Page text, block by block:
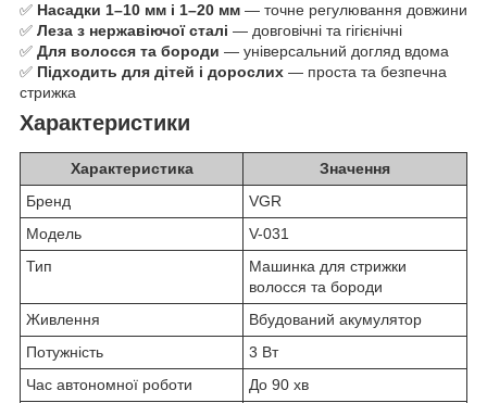
✅ Насадки 1–10 мм і 1–20 мм — точне регулювання довжини
✅ Леза з нержавіючої сталі — довговічні та гігієнічні
✅ Для волосся та бороди — універсальний догляд вдома
✅ Підходить для дітей і дорослих — проста та безпечна
стрижка
Характеристики
Характеристика
Значення
Бренд
VGR
Модель
V-031
Тип
Машинка для стрижки
волосся та бороди
Живлення
Вбудований акумулятор
Потужність
3 Вт
Час автономної роботи
До 90 хв